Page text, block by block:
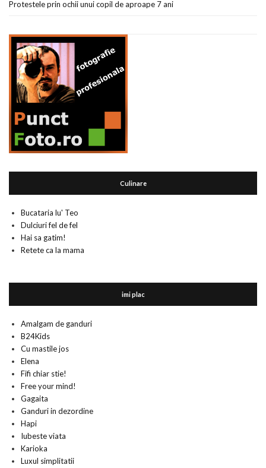
Protestele prin ochii unui copil de aproape 7 ani
Culinare
Bucataria lu' Teo
Dulciuri fel de fel
Hai sa gatim!
Retete ca la mama
imi plac
Amalgam de ganduri
B24Kids
Cu mastile jos
Elena
Fifi chiar stie!
Free your mind!
Gagaita
Ganduri in dezordine
Hapi
Iubeste viata
Karioka
Luxul simplitatii